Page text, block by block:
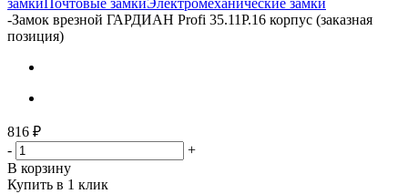
-Замок врезной ГАРДИАН Profi 35.11P.16 корпус (заказная
позиция)
816 ₽
-
+
В корзину
Купить в 1 клик